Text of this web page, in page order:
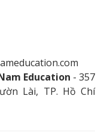
Education - 357
Lài, TP. Hồ Chí